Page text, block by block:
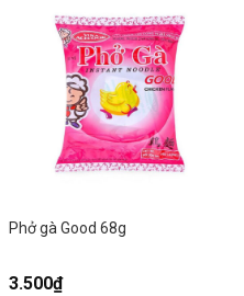
Phở gà Good 68g
3.500₫